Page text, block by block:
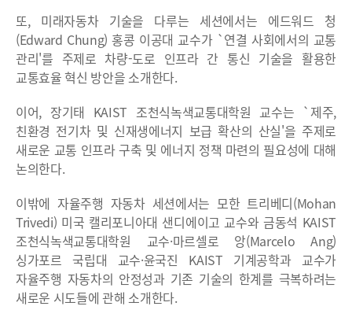
또, 미래자동차 기술을 다루는 세션에서는 에드워드 청
(Edward Chung) 홍콩 이공대 교수가 `연결 사회에서의 교통
관리'를 주제로 차량-도로 인프라 간 통신 기술을 활용한
교통효율 혁신 방안을 소개한다.
이어, 장기태 KAIST 조천식녹색교통대학원 교수는 `제주,
친환경 전기차 및 신재생에너지 보급 확산의 산실'을 주제로
새로운 교통 인프라 구축 및 에너지 정책 마련의 필요성에 대해
논의한다.
이밖에 자율주행 자동차 세션에서는 모한 트리베디(Mohan
Trivedi) 미국 캘리포니아대 샌디에이고 교수와 금동석 KAIST
조천식녹색교통대학원 교수·마르셀로 앙(Marcelo Ang)
싱가포르 국립대 교수·윤국진 KAIST 기계공학과 교수가
자율주행 자동차의 안정성과 기존 기술의 한계를 극복하려는
새로운 시도들에 관해 소개한다.